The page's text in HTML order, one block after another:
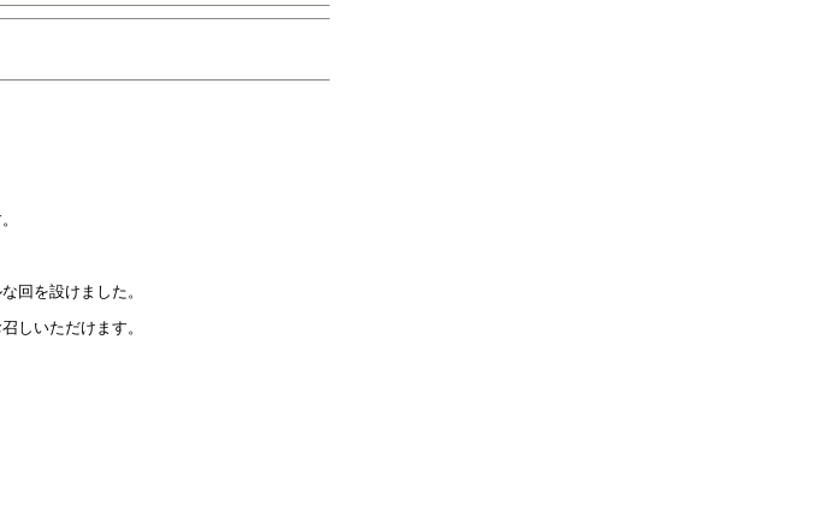
回を設けました。
しいただけます。